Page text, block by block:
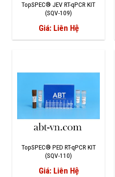
TopSPEC® JEV RT-qPCR KIT
(SQV-109)
Giá: Liên Hệ
TopSPEC® PED RT-qPCR KIT
(SQV-110)
Giá: Liên Hệ